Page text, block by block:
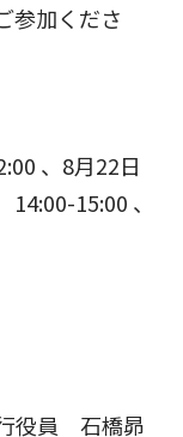
参加くださ
、8月22日
15:00 、
役員 石橋昴